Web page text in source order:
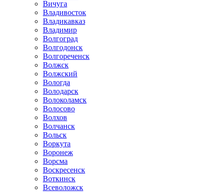
Вичуга
Владивосток
Владикавказ
Владимир
Волгоград
Волгодонск
Волгореченск
Волжск
Волжский
Вологда
Володарск
Волоколамск
Волосово
Волхов
Волчанск
Вольск
Воркута
Воронеж
Ворсма
Воскресенск
Воткинск
Всеволожск